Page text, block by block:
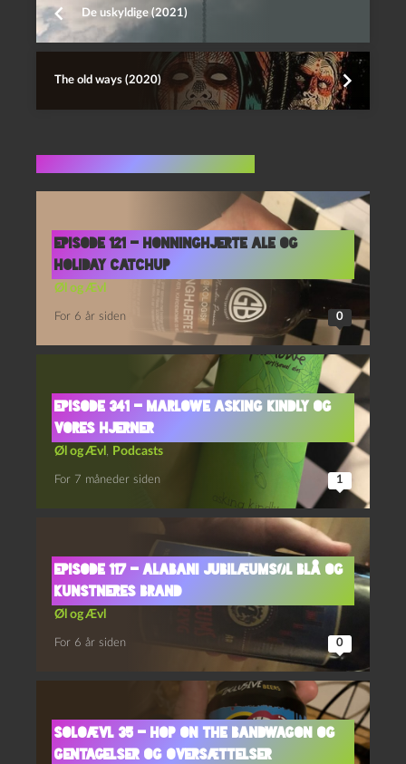
De uskyldige (2021)
The old ways (2020)
Episode 121 – Honninghjerte Ale og
Holiday Catchup
Øl og Ævl
For 6 år siden 0
Episode 341 – Marlowe Asking Kindly og
Vores Hjerner
Øl og Ævl , Podcasts
For 7 måneder siden 1
Episode 117 – Alabani Jubilæumsøl Blå og
Kunstneres Brand
Øl og Ævl
For 6 år siden 0
Soloævl 35 – Hop on the Bandwagon og
Gentagelser og Oversættelser